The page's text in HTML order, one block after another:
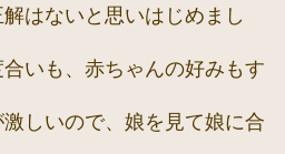
はないと思いはじめまし
いも、赤ちゃんの好みもす
しいので、娘を見て娘に合